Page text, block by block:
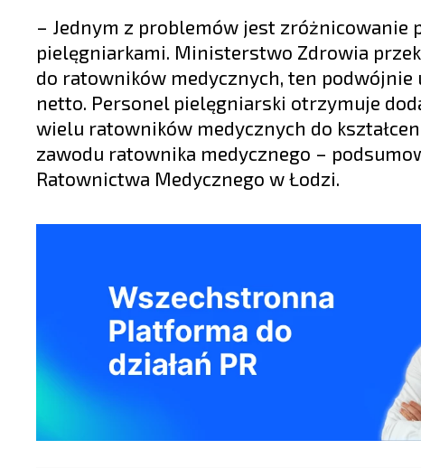
– Jednym z problemów jest zróżnicowanie
pielęgniarkami. Ministerstwo Zdrowia
do ratowników medycznych, ten podwójnie
netto. Personel pielęgniarski otrzymuje
wielu ratowników medycznych do
zawodu ratownika medycznego –
Ratownictwa Medycznego w Łodzi.